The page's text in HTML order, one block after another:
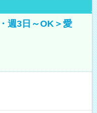
週3日～OK＞愛